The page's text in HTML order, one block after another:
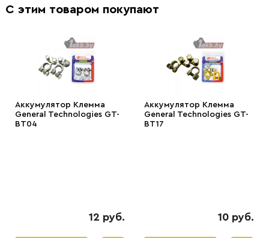
С этим товаром покупают
Аккумулятор Клемма
General Technologies GT-
BT04
12 руб.
Аккумулятор Клемма
General Technologies GT-
BT17
10 руб.